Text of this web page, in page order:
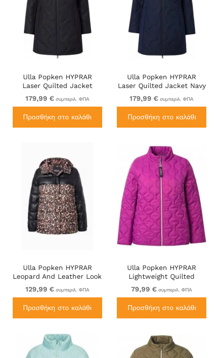
Ulla Popken HYPRAR
Laser Quilted Jacket
Black
179,99 € συμπεριλ. ΦΠΑ
Προσθήκη στο καλάθι
Ulla Popken HYPRAR
Laser Quilted Jacket Navy
179,99 € συμπεριλ. ΦΠΑ
Προσθήκη στο καλάθι
Ulla Popken HYPRAR
Leopard And Leather Look
Quilted Jacket Black
129,99 € συμπεριλ. ΦΠΑ
Προσθήκη στο καλάθι
Ulla Popken HYPRAR
Lightweight Quilted
Water-Repellent Jacket
Berry
79,99 € συμπεριλ. ΦΠΑ
Προσθήκη στο καλάθι